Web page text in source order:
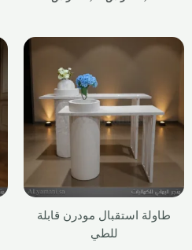
طاولة استقبال مودرن قابلة
للطي